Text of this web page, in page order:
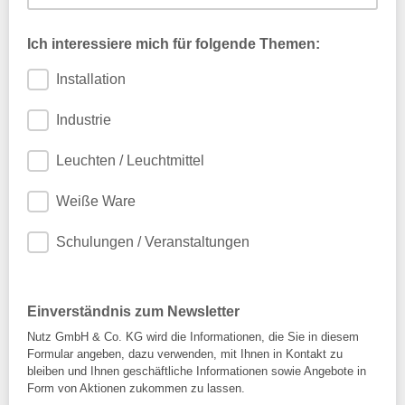
Ich interessiere mich für folgende Themen:
Installation
Industrie
Leuchten / Leuchtmittel
Weiße Ware
Schulungen / Veranstaltungen
Einverständnis zum Newsletter
Nutz GmbH & Co. KG wird die Informationen, die Sie in diesem
Formular angeben, dazu verwenden, mit Ihnen in Kontakt zu
bleiben und Ihnen geschäftliche Informationen sowie Angebote in
Form von Aktionen zukommen zu lassen.